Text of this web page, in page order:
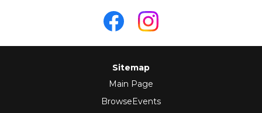
Sitemap
Main Page
BrowseEvents